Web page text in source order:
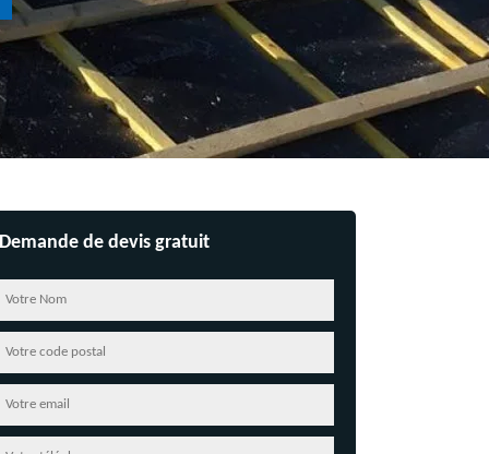
Demande de devis gratuit